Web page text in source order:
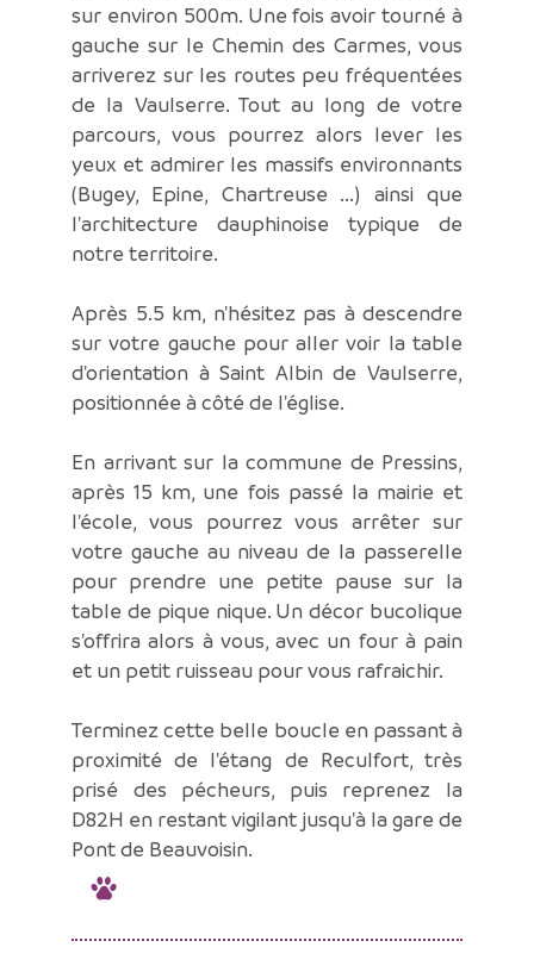
sur environ 500m. Une fois avoir tourné à
gauche sur le Chemin des Carmes, vous
arriverez sur les routes peu fréquentées
de la Vaulserre. Tout au long de votre
parcours, vous pourrez alors lever les
yeux et admirer les massifs environnants
(Bugey, Epine, Chartreuse ...) ainsi que
l'architecture dauphinoise typique de
notre territoire.
Après 5.5 km, n'hésitez pas à descendre
sur votre gauche pour aller voir la table
d'orientation à Saint Albin de Vaulserre,
positionnée à côté de l'église.
En arrivant sur la commune de Pressins,
après 15 km, une fois passé la mairie et
l'école, vous pourrez vous arrêter sur
votre gauche au niveau de la passerelle
pour prendre une petite pause sur la
table de pique nique. Un décor bucolique
s'offrira alors à vous, avec un four à pain
et un petit ruisseau pour vous rafraichir.
Terminez cette belle boucle en passant à
proximité de l'étang de Reculfort, très
prisé des pécheurs, puis reprenez la
D82H en restant vigilant jusqu'à la gare de
Pont de Beauvoisin.